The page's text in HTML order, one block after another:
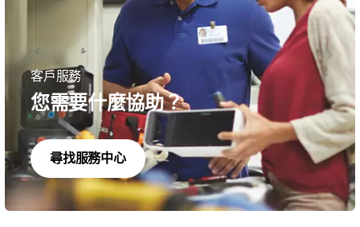
客戶服務
您需要什麼協助？
尋找服務中心